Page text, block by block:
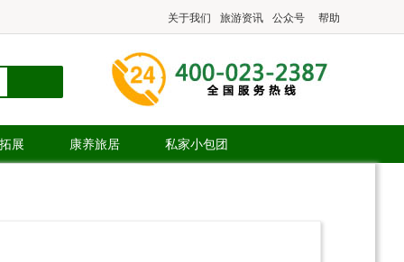
关于我们 旅游资讯 公众号 帮助
展 康养旅居 私家小包团